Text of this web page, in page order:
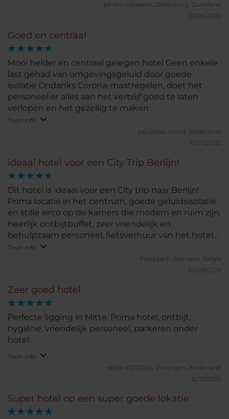
Zeer goed hotel
Perfecte ligging in Mitte. Prima hotel, ontbijt,
hygiëne, vriendelijk personeel, parkeren onder
hotel.
Toon info
richard1232025. Vlissingen, Nederland
12/12/2025
Super hotel op een super goede lokatie
johannesbeelen. Oldenburg, Duitsland
23/05/2022
Goed en centraal
Mooi helder en centraal gelegen hotel Geen enkele
last gehad van omgevingsgeluid door goede
isolatie Ondanks Corona-maatregelen, doet het
personeel er alles aan het verblijf goed te laten
verlopen en het gezellig te maken
Toon info
paulz546. Horst, Nederland
16/07/2020
ideaal hotel voor een City Trip Berlijn!
Dit hotel is ideaal voor een City trip naar Berlijn!
Prima locatie in het centrum, goede geluidsisolatie
en stille airco op de kamers die modern en ruim zijn,
heerlijk ontbijtbuffet, zeer vriendelijk en
behulpzaam personeel, fietsverhuur van het hotel
zelf, ... Wij vonden het TOP !
Toon info
Philippe P. Bornem, België
20/08/2019